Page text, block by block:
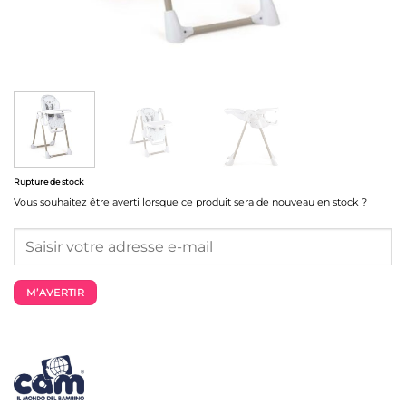
Rupture de stock
Vous souhaitez être averti lorsque ce produit sera de nouveau en stock ?
M’AVERTIR